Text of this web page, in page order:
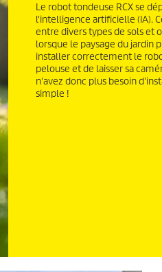
Le robot tondeuse RCX se
l'intelligence artificielle (IA).
entre divers types de sols et
lorsque le paysage du jardin
installer correctement le
pelouse et de laisser sa
n'avez donc plus besoin
simple !